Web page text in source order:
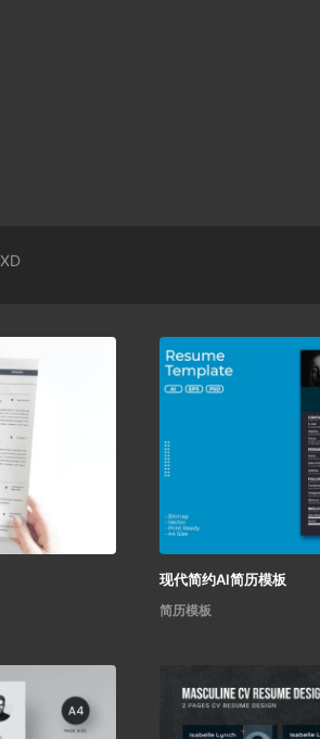
XD
现代简约AI简历模板
简历模板